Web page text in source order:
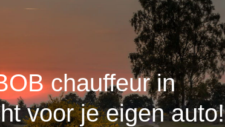
chauffeur in
voor je eigen auto!